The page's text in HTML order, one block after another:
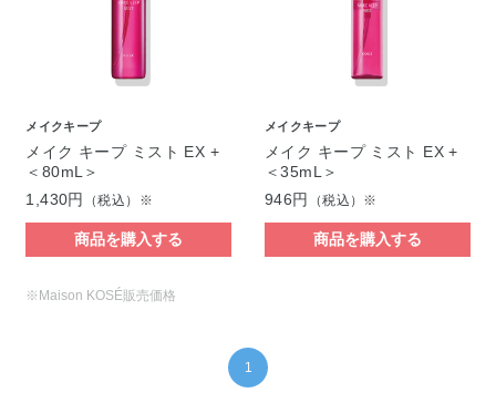
メイクキープ
メイク キープ ミスト EX +
＜80mL＞
1,430円
（税込）※
商品を購入する
メイクキープ
メイク キープ ミスト EX +
＜35mL＞
946円
（税込）※
商品を購入する
※Maison KOSÉ販売価格
1